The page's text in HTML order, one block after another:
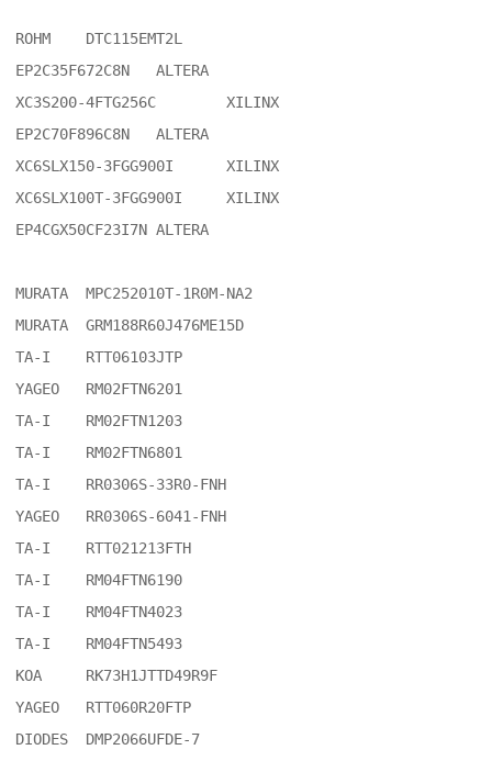
ROHM	DTC115EMT2L
EP2C35F672C8N	ALTERA
XC3S200-4FTG256C	XILINX
EP2C70F896C8N	ALTERA
XC6SLX150-3FGG900I	XILINX
XC6SLX100T-3FGG900I	XILINX
EP4CGX50CF23I7N	ALTERA
MURATA	MPC252010T-1R0M-NA2
MURATA	GRM188R60J476ME15D
TA-I	RTT06103JTP
YAGEO	RM02FTN6201
TA-I	RM02FTN1203
TA-I	RM02FTN6801
TA-I	RR0306S-33R0-FNH
YAGEO	RR0306S-6041-FNH
TA-I	RTT021213FTH
TA-I	RM04FTN6190
TA-I	RM04FTN4023
TA-I	RM04FTN5493
KOA	RK73H1JTTD49R9F
YAGEO	RTT060R20FTP
DIODES	DMP2066UFDE-7